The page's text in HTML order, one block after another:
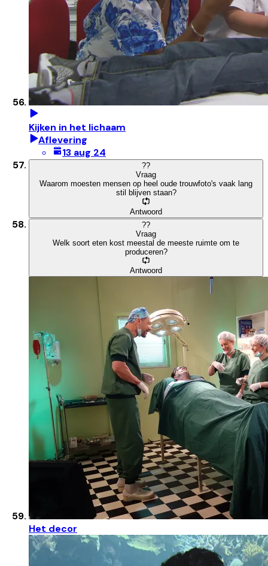
Kijken in het lichaam
Aflevering
13 aug 24
??
Vraag
Waarom moesten mensen op heel oude trouwfoto's vaak lang
stil blijven staan?
Antwoord
??
Vraag
Welk soort eten kost meestal de meeste ruimte om te
produceren?
Antwoord
Het decor